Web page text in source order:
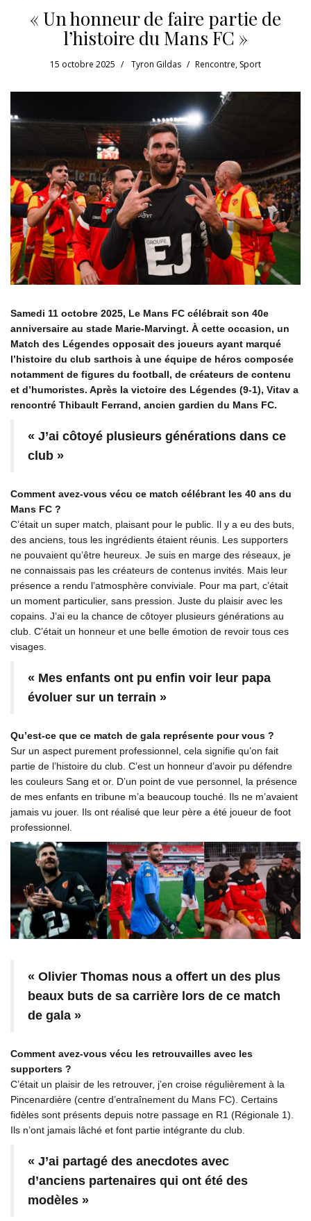
« Un honneur de faire partie de
l’histoire du Mans FC »
15 octobre 2025 Tyron Gildas Rencontre, Sport
Samedi 11 octobre 2025, Le Mans FC célébrait son 40e
anniversaire au stade Marie-Marvingt. À cette occasion, un
Match des Légendes opposait des joueurs ayant marqué
l’histoire du club sarthois à une équipe de héros composée
notamment de figures du football, de créateurs de contenu
et d’humoristes. Après la victoire des Légendes (9-1), Vitav a
rencontré Thibault Ferrand, ancien gardien du Mans FC.
« J’ai côtoyé plusieurs générations dans ce
club »
Comment avez-vous vécu ce match célébrant les 40 ans du
Mans FC ?
C’était un super match, plaisant pour le public. Il y a eu des buts,
des anciens, tous les ingrédients étaient réunis. Les supporters
ne pouvaient qu’être heureux. Je suis en marge des réseaux, je
ne connaissais pas les créateurs de contenus invités. Mais leur
présence a rendu l’atmosphère conviviale. Pour ma part, c’était
un moment particulier, sans pression. Juste du plaisir avec les
copains. J’ai eu la chance de côtoyer plusieurs générations au
club. C’était un honneur et une belle émotion de revoir tous ces
visages.
« Mes enfants ont pu enfin voir leur papa
évoluer sur un terrain »
Qu’est-ce que ce match de gala représente pour vous ?
Sur un aspect purement professionnel, cela signifie qu’on fait
partie de l’histoire du club. C’est un honneur d’avoir pu défendre
les couleurs Sang et or. D’un point de vue personnel, la présence
de mes enfants en tribune m’a beaucoup touché. Ils ne m’avaient
jamais vu jouer. Ils ont réalisé que leur père a été joueur de foot
professionnel.
« Olivier Thomas nous a offert un des plus
beaux buts de sa carrière lors de ce match
de gala »
Comment avez-vous vécu les retrouvailles avec les
supporters ?
C’était un plaisir de les retrouver, j’en croise régulièrement à la
Pincenardière (centre d’entraînement du Mans FC). Certains
fidèles sont présents depuis notre passage en R1 (Régionale 1).
Ils n’ont jamais lâché et font partie intégrante du club.
« J’ai partagé des anecdotes avec
d’anciens partenaires qui ont été des
modèles »